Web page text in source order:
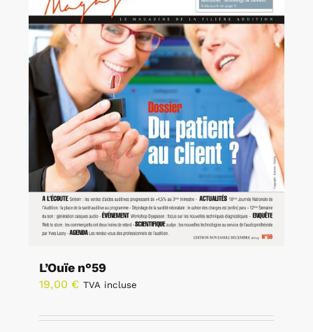
L’Ouïe n°59
19,00 € TVA incluse